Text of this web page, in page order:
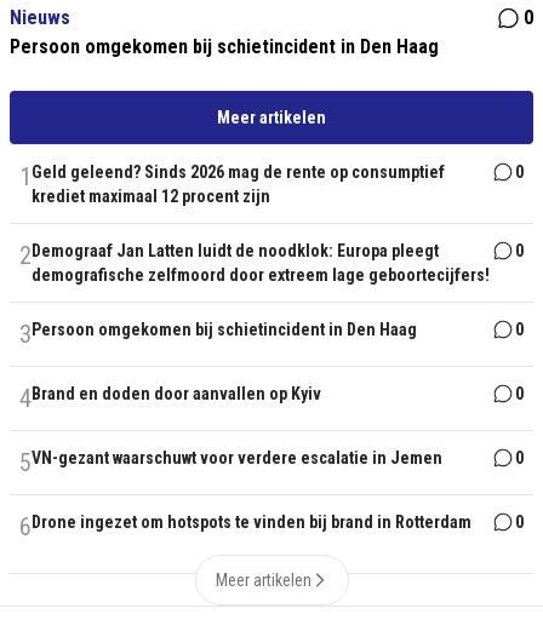
Nieuws
0
Persoon omgekomen bij schietincident in Den Haag
Meer artikelen
1 Geld geleend? Sinds 2026 mag de rente op consumptief
krediet maximaal 12 procent zijn
0
2 Demograaf Jan Latten luidt de noodklok: Europa pleegt
demografische zelfmoord door extreem lage geboortecijfers!
0
3 Persoon omgekomen bij schietincident in Den Haag 0
4Brand en doden door aanvallen op Kyiv 0
5VN-gezant waarschuwt voor verdere escalatie in Jemen 0
6 Drone ingezet om hotspots te vinden bij brand in Rotterdam 0
Meer artikelen